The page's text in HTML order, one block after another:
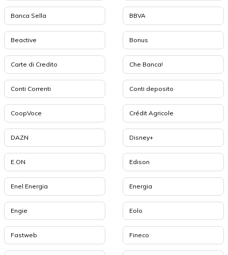
Banca Sella BBVA
Beactive Bonus
Carte di Credito Che Banca!
Conti Correnti Conti deposito
CoopVoce Crédit Agricole
DAZN Disney+
E.ON Edison
Enel Energia Energia
Engie Eolo
Fastweb Fineco